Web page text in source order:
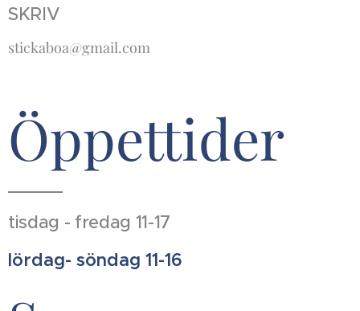
SKRIV
stickaboa@gmail.com
Öppettider
tisdag - fredag 11-17
lördag- söndag 11-16